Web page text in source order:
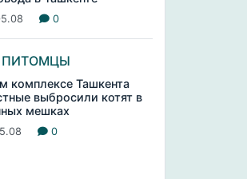
0
комплексе Ташкента
выбросили котят в
мешках
0